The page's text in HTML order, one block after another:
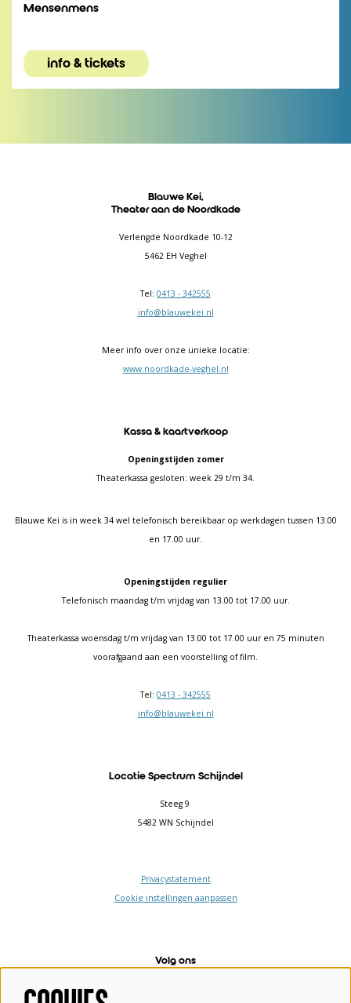
Mensenmens
info & tickets
Blauwe Kei,
Theater aan de Noordkade
Verlengde Noordkade 10-12
5462 EH Veghel
Tel: 0413 - 342555
info@blauwekei.nl
Meer info over onze unieke locatie:
www.noordkade-veghel.nl
Kassa & kaartverkoop
Openingstijden zomer
Theaterkassa gesloten: week 29 t/m 34.
Blauwe Kei is in week 34 wel telefonisch bereikbaar op werkdagen tussen 13.00
en 17.00 uur.
Openingstijden regulier
Telefonisch maandag t/m vrijdag van 13.00 tot 17.00 uur.
Theaterkassa woensdag t/m vrijdag van 13.00 tot 17.00 uur en 75 minuten
voorafgaand aan een voorstelling of film.
Tel: 0413 - 342555
info@blauwekei.nl
Locatie Spectrum Schijndel
Steeg 9
5482 WN Schijndel
Privacystatement
Cookie instellingen aanpassen
Volg ons